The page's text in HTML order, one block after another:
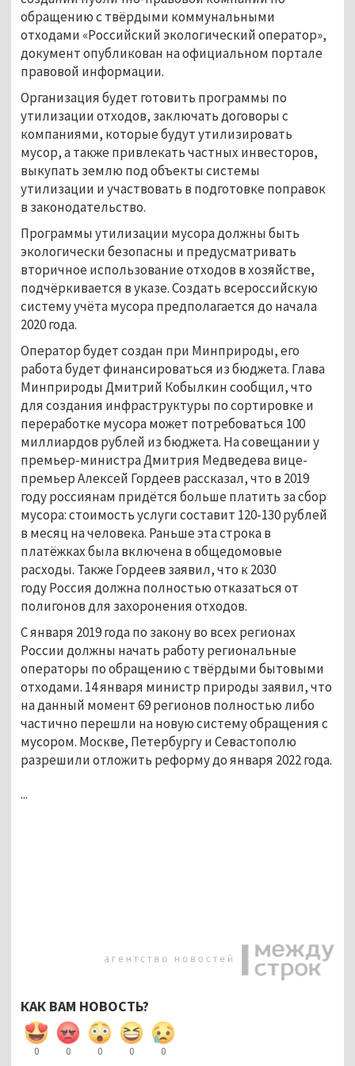
обращению с твёрдыми коммунальными
отходами «Российский экологический оператор»,
документ опубликован на официальном портале
правовой информации.
Организация будет готовить программы по
утилизации отходов, заключать договоры с
компаниями, которые будут утилизировать
мусор, а также привлекать частных инвесторов,
выкупать землю под объекты системы
утилизации и участвовать в подготовке поправок
в законодательство.
Программы утилизации мусора должны быть
экологически безопасны и предусматривать
вторичное использование отходов в хозяйстве,
подчёркивается в указе. Создать всероссийскую
систему учёта мусора предполагается до начала
2020 года.
Оператор будет создан при Минприроды, его
работа будет финансироваться из бюджета. Глава
Минприроды Дмитрий Кобылкин сообщил, что
для создания инфраструктуры по сортировке и
переработке мусора может потребоваться 100
миллиардов рублей из бюджета. На совещании у
премьер-министра Дмитрия Медведева вице-
премьер Алексей Гордеев рассказал, что в 2019
году россиянам придётся больше платить за сбор
мусора: стоимость услуги составит 120-130 рублей
в месяц на человека. Раньше эта строка в
платёжках была включена в общедомовые
расходы. Также Гордеев заявил, что к 2030
году Россия должна полностью отказаться от
полигонов для захоронения отходов.
С января 2019 года по закону во всех регионах
России должны начать работу региональные
операторы по обращению с твёрдыми бытовыми
отходами. 14 января министр природы заявил, что
на данный момент 69 регионов полностью либо
частично перешли на новую систему обращения с
мусором. Москве, Петербургу и Севастополю
разрешили отложить реформу до января 2022 года.
...
КАК ВАМ НОВОСТЬ?
0 0 0 0 0